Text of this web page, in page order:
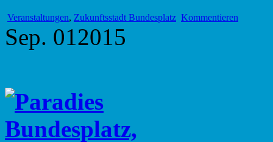
Veranstaltungen, Zukunftsstadt Bundesplatz Kommentieren
Sep. 012015